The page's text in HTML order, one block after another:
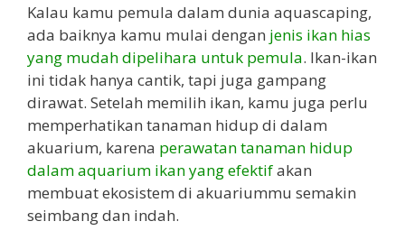
Kalau kamu pemula dalam dunia aquascaping,
ada baiknya kamu mulai dengan jenis ikan hias
yang mudah dipelihara untuk pemula. Ikan-ikan
ini tidak hanya cantik, tapi juga gampang
dirawat. Setelah memilih ikan, kamu juga perlu
memperhatikan tanaman hidup di dalam
akuarium, karena perawatan tanaman hidup
dalam aquarium ikan yang efektifakan
membuat ekosistem di akuariummu semakin
seimbang dan indah.